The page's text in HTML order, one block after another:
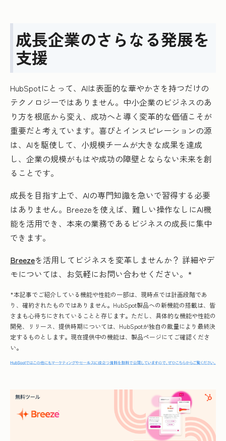
成長企業のさらなる発展を
支援
HubSpotにとって、AIは表面的な華やかさを持つだけの
テクノロジーではありません。中小企業のビジネスのあ
り方を根底から変え、成功へと導く変革的な価値こそが
重要だと考えています。喜びとインスピレーションの源
は、AIを駆使して、小規模チームが大きな成果を達成
し、企業の規模がもはや成功の障壁とならない未来を創
ることです。
成長を目指す上で、AIの専門知識を急いで習得する必要
はありません。Breezeを使えば、難しい操作なしにAI機
能を活用でき、本来の業務であるビジネスの成長に集中
できます。
Breezeを活用してビジネスを変革しませんか？ 詳細やデ
モについては、お気軽にお問い合わせください。*
*本記事でご紹介している機能や性能の一部は、現時点では計画段階であ
り、確約されたものではありません。HubSpot製品への新機能の搭載は、皆
さまも心待ちにされていることと存じます。ただし、具体的な機能や性能の
開発、リリース、提供時期については、HubSpotが独自の裁量により最終決
定するものとします。現在提供中の機能は、製品ページにてご確認くださ
い。